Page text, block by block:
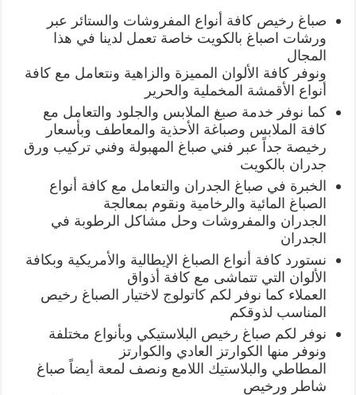
صباغ رخيص كافة أنواع المفروشات والستائر عبر
ورشات اصباغ بالكويت خاصة تعمل لدينا في هذا
المجال
ونوفر كافة الألوان المميزة والزاهية ونتعامل مع كافة
أنواع الأقمشة المخملية والحرير
كما نوفر خدمة صبغ الملابس والجلود والتعامل مع
كافة الملابس وصباغة الأحذية والمعاطف وبأسعار
رخيصة جداً عبر فني صباغ المهبولة وفني تركيب ورق
جدران بالكويت
الخبرة في صباغ الجدران والتعامل مع كافة أنواع
الصباغ المائية والرخامية ونقوم بمعالجة
الجدران والمفروشات وحل مشاكل الرطوبة في
الجدران
نستورد كافة أنواع الصباغ الإيطالية والأمريكية وبكافة
الألوان التي تتماشى مع كافة أذواق
العملاء كما نوفر لكم كاتولوج لاختيار الصباغ رخيص
المناسب لذوقكم
نوفر لكم صباغ رخيص البلاستيكي وبأنواع مختلفة
ونوفر منها الكوارتز العادي والكوارتز
المطاطي والبلاستيك اللامع ونصف لمعة أيضاً صباغ
شاطر ورخيص